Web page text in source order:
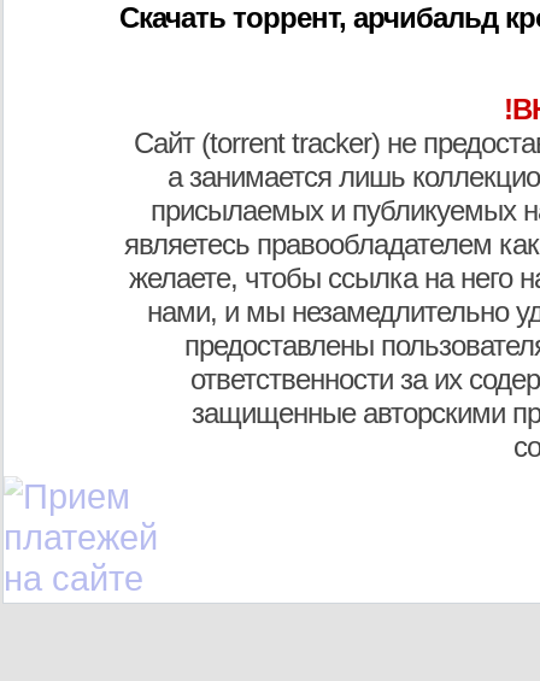
Скачать торрент, арчибальд
Сайт (torrent tracker) не
а занимается лишь
присылаемых и публикуемых
являетесь правообладателем
желаете, чтобы ссылка на него
нами, и мы незамедлительно
предоставлены
ответственности за их
защищенные авторскими